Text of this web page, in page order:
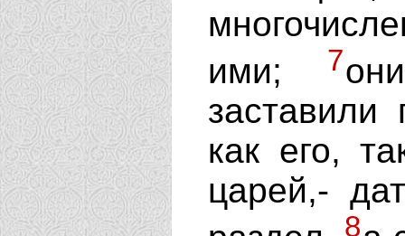
ими;
7
как его,
царей,-
8